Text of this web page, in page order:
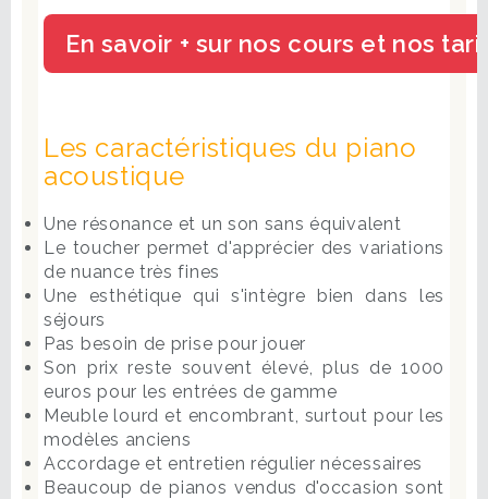
Les caractéristiques du piano
acoustique
Une résonance et un son sans équivalent
Le toucher permet d'apprécier des variations
de nuance très fines
Une esthétique qui s'intègre bien dans les
séjours
Pas besoin de prise pour jouer
Son prix reste souvent élevé, plus de 1000
euros pour les entrées de gamme
Meuble lourd et encombrant, surtout pour les
modèles anciens
Accordage et entretien régulier nécessaires
Beaucoup de pianos vendus d'occasion sont